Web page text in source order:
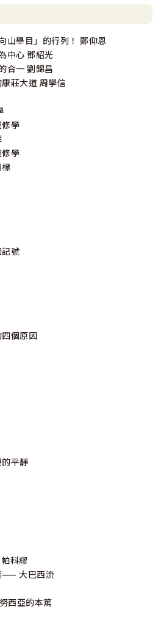
山舉目」的行列！ 鄭仰恩
中心 鄧紹光
合一 劉錦昌
莊大道 周學信
學
學
號
個原因
的平靜
科繆
—— 大巴西流
西亞的本篤